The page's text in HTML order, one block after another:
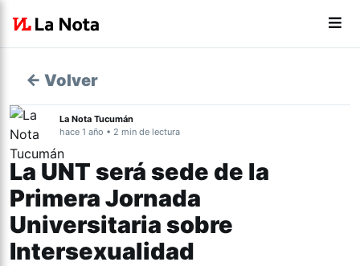
← Volver
La Nota Tucumán
hace 1 año • 2 min de lectura
La UNT será sede de la
Primera Jornada
Universitaria sobre
Intersexualidad